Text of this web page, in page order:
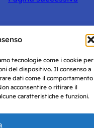
tecnologie come i cookie per
del dispositivo. Il consenso a
dati come il comportamento
acconsentire o ritirare il
caratteristiche e funzioni.
il tribunale di
9/2019.
sono forniti
l’utilizzo delle
AI e
Privacy